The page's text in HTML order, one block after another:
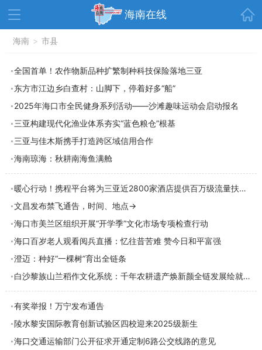
海南在线
资讯中心
文体 消费 财经
教育 健康 房产
交通 美食
生活 演出 活动
展会 走读海南 周末去哪儿
人才在线 天涯企服
海南 > 市县
全国首单！农作物新品种扩繁制种科技保险落地三亚
东方市江边乡白查村：山脚下，停着好多“船”
2025年海口市全民健身系列活动——沙滩趣味运动会启动报名
三亚构建现代化渔业体系夯实“蓝色粮仓”根基
三亚与佳木斯携手打造跨区域信用合作
海南琼海：秋耕南海鱼满舱
暖心行动！携程平台将为三亚近2800家酒店提供百万级流量扶持礼包
文昌发布禁飞通告，时间、地点→
海口市美兰区组织开展“开学季”文化市场专项检查行动
海口百岁老人观看阅兵直播：忆往昔苦难 赞今日和平富强
澄迈：种好“一棵树”育出全链条
白沙黎族山兰稻作文化系统：千年农耕遗产焕新颜全链发展绘就富民画卷
有奖举报！万宁发布通告
陵水黎安国际教育创新试验区四校迎来2025级新生
海口交通运输部门公开征求开通定制6路公交线路的意见